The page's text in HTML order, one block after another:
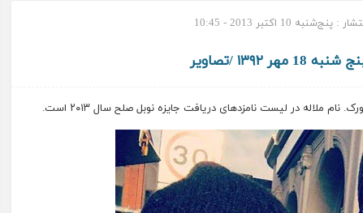
10 اکتبر 2013 - 10:45
۱۳۹۲ /تصاویر
ملاله در لیست نامزدهای دریافت جایزه نوبل صلح سال ۲۰۱۳ است.